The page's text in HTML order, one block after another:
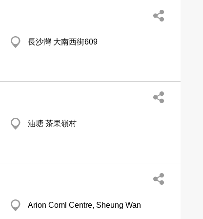
長沙灣 大南西街609
油塘 茶果嶺村
Arion Coml Centre, Sheung Wan